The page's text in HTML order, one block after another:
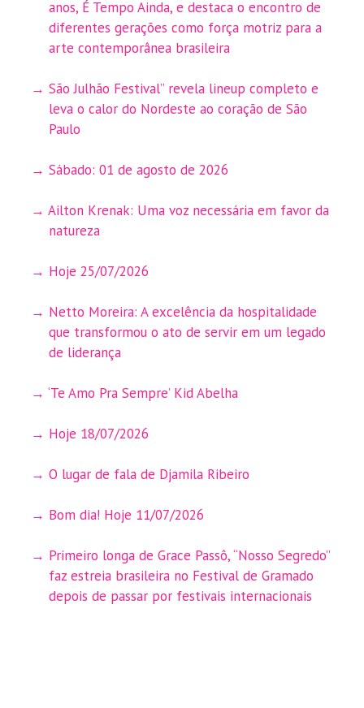
anos, É Tempo Ainda, e destaca o encontro de
diferentes gerações como força motriz para a
arte contemporânea brasileira
São Julhão Festival” revela lineup completo e
leva o calor do Nordeste ao coração de São
Paulo
Sábado: 01 de agosto de 2026
Ailton Krenak: Uma voz necessária em favor da
natureza
Hoje 25/07/2026
Netto Moreira: A excelência da hospitalidade
que transformou o ato de servir em um legado
de liderança
‘Te Amo Pra Sempre’ Kid Abelha
Hoje 18/07/2026
O lugar de fala de Djamila Ribeiro
Bom dia! Hoje 11/07/2026
Primeiro longa de Grace Passô, “Nosso Segredo”
faz estreia brasileira no Festival de Gramado
depois de passar por festivais internacionais